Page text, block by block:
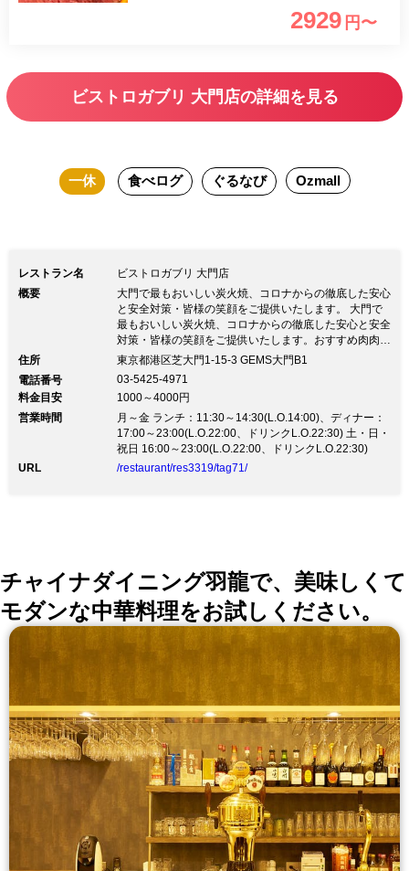
間は75分間！（お席90分制） ※食べ残
とのお食事など、お気軽にご利用いただ
2929 円〜
ビストロガブリ 大門店の詳細を見る
一休 食べログ ぐるなび Ozmall
レストラン名
ビストロガブリ 大門店
概要
大門で最もおいしい炭火焼、コロナからの徹底した安心
と安全対策・皆様の笑顔をご提供いたします。 大門で
最もおいしい炭火焼、コロナからの徹底した安心と安全
対策・皆様の笑顔をご提供いたします。おすすめ肉肉セ
ットメニュー ￥8,000→￥6,000 プレミアム肉肉セット
美明豚 山形産信玄鶏 SP肉肉セット A4黒毛和牛シンタ
マ2種 大麦牛ビーフシチュー 豪州ランプ肉 USハラミ肉
土日祝日も営業中！ ・ランチ 平日11時30分～14時30
分(LO14時)・ディナー 平日 17時(土日祝16時)～23時00
分 (LO22時30分)
住所
東京都港区芝大門1-15-3 GEMS大門B1
電話番号
03-5425-4971
料金目安
1000～4000円
営業時間
月～金 ランチ：11:30～14:30(L.O.14:00)、ディナー：
17:00～23:00(L.O.22:00、ドリンクL.O.22:30) 土・日・
祝日 16:00～23:00(L.O.22:00、ドリンクL.O.22:30)
URL
/restaurant/res3319/tag71/
チャイナダイニング羽龍で、美味しくて
モダンな中華料理をお試しください。